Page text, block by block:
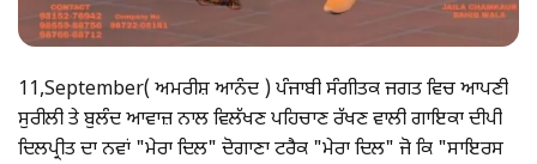
11,September( ਅਮਰੀਸ਼ ਆਨੰਦ ) ਪੰਜਾਬੀ ਸੰਗੀਤਕ ਜਗਤ ਵਿਚ ਆਪਣੀ
ਸੁਰੀਲੀ ਤੇ ਬੁਲੰਦ ਆਵਾਜ਼ ਨਾਲ ਵਿਲੱਖਣ ਪਹਿਚਾਣ ਰੱਖਣ ਵਾਲੀ ਗਾਇਕਾ ਦੀਪੀ
ਦਿਲਪ੍ਰੀਤ ਦਾ ਨਵਾਂ "ਮੇਰਾ ਦਿਲ" ਦੋਗਾਣਾ ਟਰੈਕ "ਮੇਰਾ ਦਿਲ" ਜੋ ਕਿ "ਸਾਇਰਸ